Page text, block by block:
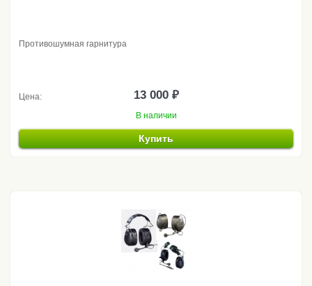
Противошумная гарнитура
Цена: 13 000 ₽
В наличии
Купить